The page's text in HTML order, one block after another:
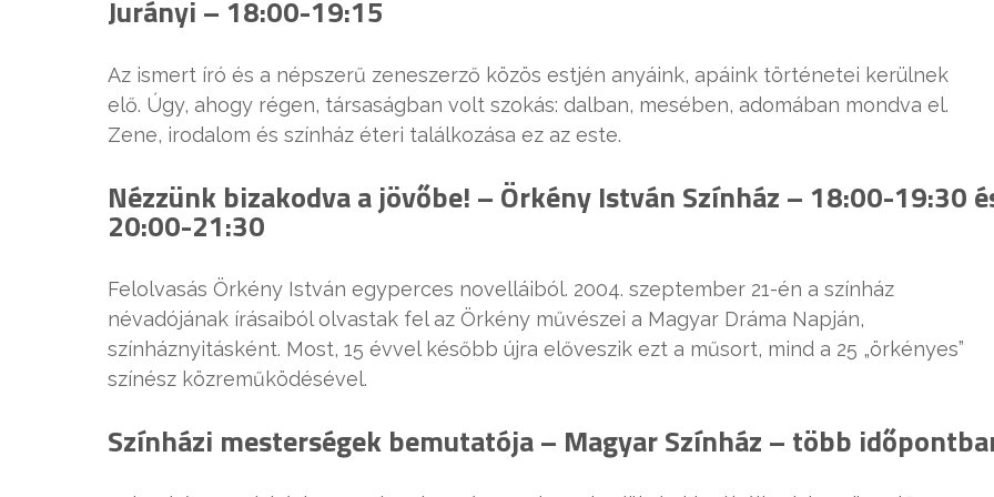
Jurányi – 18:00-19:15
Az ismert író és a népszerű zeneszerző közös estjén anyáink, apáink történetei kerülnek
elő. Úgy, ahogy régen, társaságban volt szokás: dalban, mesében, adomában mondva el.
Zene, irodalom és színház éteri találkozása ez az este.
Nézzünk bizakodva a jövőbe! – Örkény István Színház – 18:00-19:30
20:00-21:30
Felolvasás Örkény István egyperces novelláiból. 2004. szeptember 21-én a színház
névadójának írásaiból olvastak fel az Örkény művészei a Magyar Dráma Napján,
színháznyitásként. Most, 15 évvel később újra előveszik ezt a műsort, mind a 25 „örkényes”
színész közreműködésével.
Színházi mesterségek bemutatója – Magyar Színház – több